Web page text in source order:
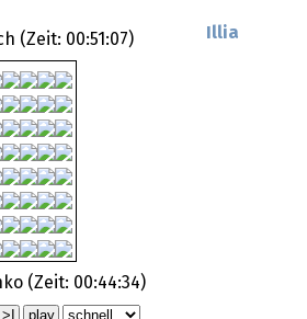
(Zeit: 00:51:07)
(Zeit: 00:44:34)
Illia